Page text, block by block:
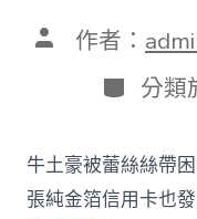
文 作者：
分
類
分類
牛土豪被蕾絲絲帶
張純金箔信用卡也